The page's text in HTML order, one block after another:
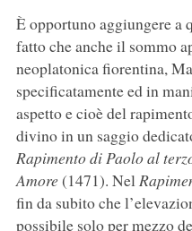
È opportuno aggiungere
fatto che anche il sommo
neoplatonica fiorentina,
specificatamente ed in
aspetto e cioè del
divino in un saggio
Rapimento di Paolo al
Amore(1471). Nel
fin da subito che
possibile solo per mezzo